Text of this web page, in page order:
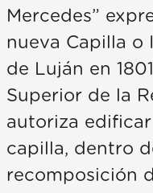
Mercedes”
nueva Capilla o
de Luján en
Superior de la
autoriza
capilla, dentro
recomposición